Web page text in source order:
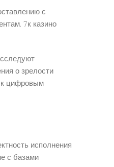
с
7к казино
о зрелости
к цифровым
исполнения
с базами